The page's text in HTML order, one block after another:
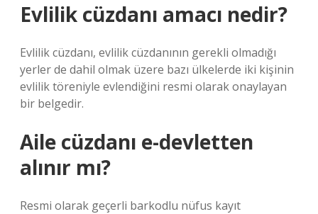
Evlilik cüzdanı amacı nedir?
Evlilik cüzdanı, evlilik cüzdanının gerekli olmadığı
yerler de dahil olmak üzere bazı ülkelerde iki kişinin
evlilik töreniyle evlendiğini resmi olarak onaylayan
bir belgedir.
Aile cüzdanı e-devletten
alınır mı?
Resmi olarak geçerli barkodlu nüfus kayıt